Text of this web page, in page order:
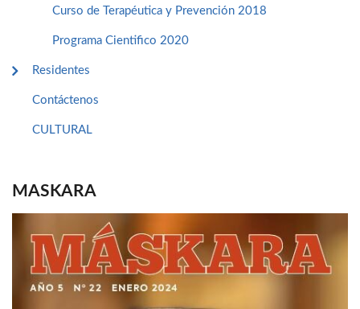
Curso de Terapéutica y Prevención 2018
Programa Cientifico 2020
Residentes
Contáctenos
CULTURAL
MASKARA